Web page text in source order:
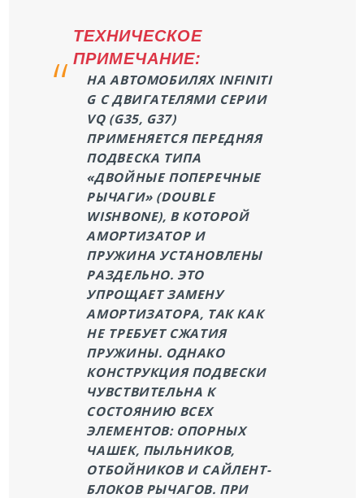
ТЕХНИЧЕСКОЕ
ПРИМЕЧАНИЕ:
НА АВТОМОБИЛЯХ INFINITI
G С ДВИГАТЕЛЯМИ СЕРИИ
VQ (G35, G37)
ПРИМЕНЯЕТСЯ ПЕРЕДНЯЯ
ПОДВЕСКА ТИПА
«ДВОЙНЫЕ ПОПЕРЕЧНЫЕ
РЫЧАГИ» (DOUBLE
WISHBONE), В КОТОРОЙ
АМОРТИЗАТОР И
ПРУЖИНА УСТАНОВЛЕНЫ
РАЗДЕЛЬНО. ЭТО
УПРОЩАЕТ ЗАМЕНУ
АМОРТИЗАТОРА, ТАК КАК
НЕ ТРЕБУЕТ СЖАТИЯ
ПРУЖИНЫ. ОДНАКО
КОНСТРУКЦИЯ ПОДВЕСКИ
ЧУВСТВИТЕЛЬНА К
СОСТОЯНИЮ ВСЕХ
ЭЛЕМЕНТОВ: ОПОРНЫХ
ЧАШЕК, ПЫЛЬНИКОВ,
ОТБОЙНИКОВ И САЙЛЕНТ-
БЛОКОВ РЫЧАГОВ. ПРИ